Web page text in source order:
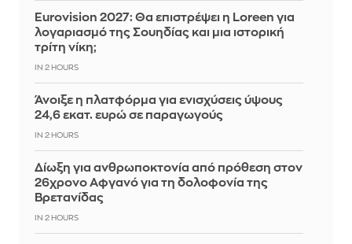
Eurovision 2027: Θα επιστρέψει η Loreen για
λογαριασμό της Σουηδίας και μια ιστορική
τρίτη νίκη;
IN 2 HOURS
Άνοιξε η πλατφόρμα για ενισχύσεις ύψους
24,6 εκατ. ευρώ σε παραγωγούς
IN 2 HOURS
Δίωξη για ανθρωποκτονία από πρόθεση στον
26χρονο Αφγανό για τη δολοφονία της
Βρετανίδας
IN 2 HOURS